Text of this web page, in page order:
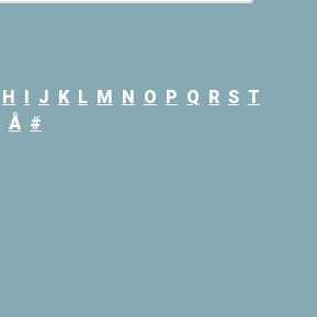
H I J K L M N O P Q R S T
Å #